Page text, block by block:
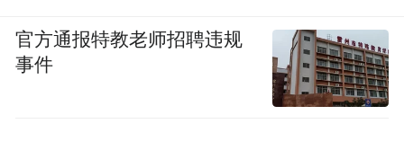
官方通报特教老师招聘违规
事件